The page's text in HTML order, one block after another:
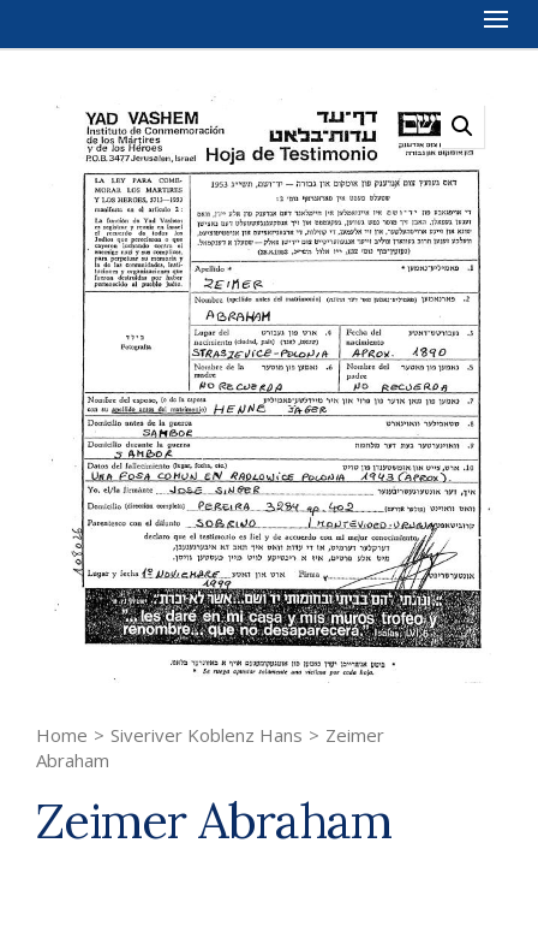
Home > Siveriver Koblenz Hans > Zeimer
Abraham
Zeimer Abraham